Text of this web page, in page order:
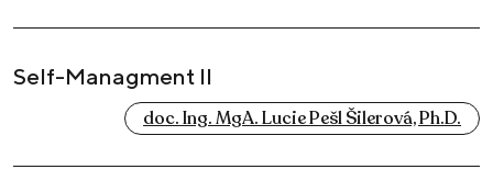
Self-Managment II
doc. Ing. MgA. Lucie Pešl Šilerová, Ph.D.